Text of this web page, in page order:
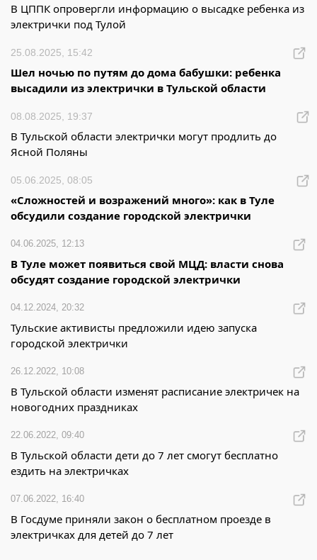
В ЦППК опровергли информацию о высадке ребенка из
электрички под Тулой
25.08.2025, 15:42
Шел ночью по путям до дома бабушки: ребенка
высадили из электрички в Тульской области
08.08.2025, 19:37
В Тульской области электрички могут продлить до
Ясной Поляны
05.06.2025, 08:05
«Сложностей и возражений много»: как в Туле
обсудили создание городской электрички
04.06.2025, 12:13
В Туле может появиться свой МЦД: власти снова
обсудят создание городской электрички
04.12.2024, 20:32
Тульские активисты предложили идею запуска
городской электрички
26.12.2022, 10:08
В Тульской области изменят расписание электричек на
новогодних праздниках
22.06.2022, 09:40
В Тульской области дети до 7 лет смогут бесплатно
ездить на электричках
07.06.2022, 16:40
В Госдуме приняли закон о бесплатном проезде в
электричках для детей до 7 лет